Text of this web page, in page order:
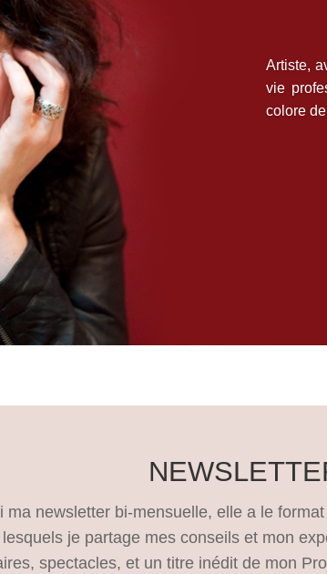
Artiste,
vie
colore
ma newsletter bi-mensuelle, elle a le
je partage mes conseils et mon
spectacles, et un titre inédit de mon